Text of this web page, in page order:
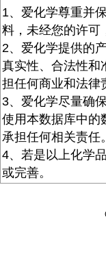
1、爱化学尊重并
料，未经您的许可
2、爱化学提供的
真实性、合法性和
担任何商业和法律
3、爱化学尽量确
使用本数据库中的
承担任何相关责任。
4、若是以上化学
或完善。